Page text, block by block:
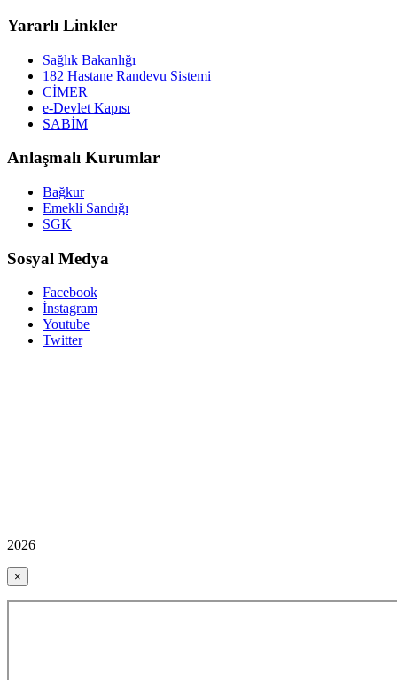
Yararlı Linkler
Sağlık Bakanlığı
182 Hastane Randevu Sistemi
CİMER
e-Devlet Kapısı
SABİM
Anlaşmalı Kurumlar
Bağkur
Emekli Sandığı
SGK
Sosyal Medya
Facebook
İnstagram
Youtube
Twitter
2026
×